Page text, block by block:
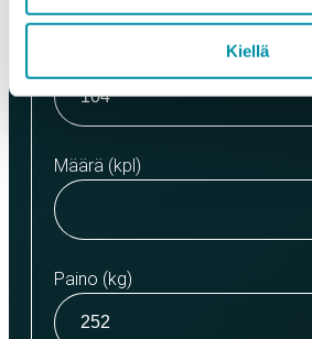
Kiellä
Määrä (kpl)
Paino (kg)